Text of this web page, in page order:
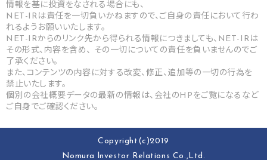
情報を基に投資をなされる場合にも、
NET-IRは責任を一切負いかねますので、ご自身の責任において行わ
れるようお願いいたします。
NET-IRからのリンク先から得られる情報につきましても、NET-IRは
その形式、内容を含め、 その一切についての責任を負いませんのでご
了承ください。
また、コンテンツの内容に対する改変、修正、追加等の一切の行為を
禁止いたします。
個別の会社概要データの最新の情報は、会社のHPをご覧になるなど
ご自身でご確認ください。
Copyright(c)2019
Nomura lnvestor Relations Co.,Ltd.